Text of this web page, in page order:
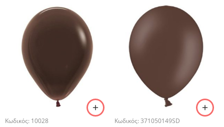
Κωδικός: 10028 Κωδικός: 371050149SD